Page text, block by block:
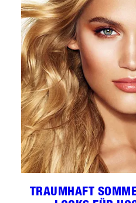
TRAUMHAFT